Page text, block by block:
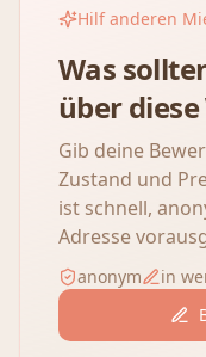
Hilf anderen
Was
über
Gib deine
Zustand und
ist schnell,
Adresse
anonym
in